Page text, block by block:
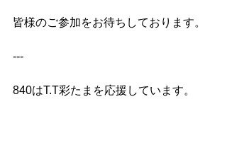
皆様のご参加をお待ちしております。
---
840はT.T彩たまを応援しています。